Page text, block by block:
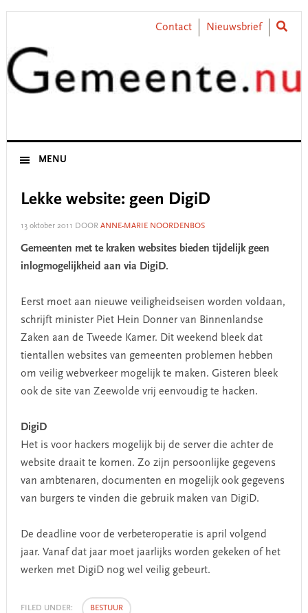
Skip
primary
navigation
Skip
content
Skip
primary
sidebar
Skip
footer
Contact Nieuwsbrief
MENU
Lekke website: geen DigiD
13 oktober 2011 DOOR ANNE-MARIE NOORDENBOS
Gemeenten met te kraken websites bieden tijdelijk geen
inlogmogelijkheid aan via DigiD.
Eerst moet aan nieuwe veiligheidseisen worden voldaan,
schrijft minister Piet Hein Donner van Binnenlandse
Zaken aan de Tweede Kamer. Dit weekend bleek dat
tientallen websites van gemeenten problemen hebben
om veilig webverkeer mogelijk te maken. Gisteren bleek
ook de site van Zeewolde vrij eenvoudig te hacken.
DigiD
Het is voor hackers mogelijk bij de server die achter de
website draait te komen. Zo zijn persoonlijke gegevens
van ambtenaren, documenten en mogelijk ook gegevens
van burgers te vinden die gebruik maken van DigiD.
De deadline voor de verbeteroperatie is april volgend
jaar. Vanaf dat jaar moet jaarlijks worden gekeken of het
werken met DigiD nog wel veilig gebeurt.
FILED UNDER: BESTUUR